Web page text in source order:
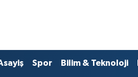
Spor Bilim & Teknoloji